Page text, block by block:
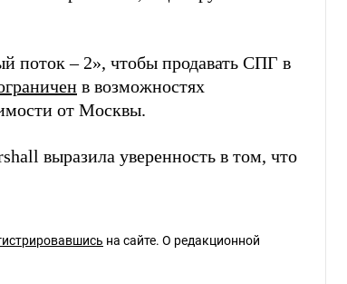
поток – 2», чтобы продавать СПГ в
в возможностях
от Москвы.
выразила уверенность в том, что
на сайте. О редакционной